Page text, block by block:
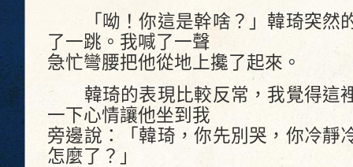
「呦！你這是幹啥？」韓琦突然
了一跳。我喊了一聲
急忙彎腰把他從地上攙了起來。
韓琦的表現比較反常，我覺得這
一下心情讓他坐到我
旁邊說：「韓琦，你先別哭，你冷靜
怎麼了？」